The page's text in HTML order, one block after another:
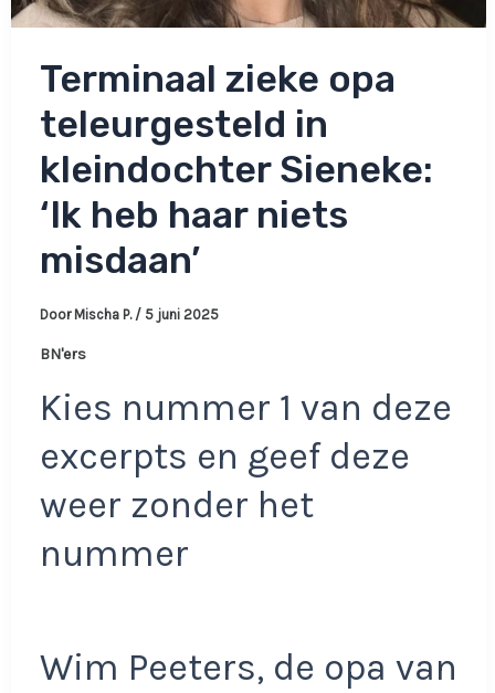
Terminaal zieke opa
teleurgesteld in
kleindochter Sieneke:
‘Ik heb haar niets
misdaan’
Door Mischa P. / 5 juni 2025
BN'ers
Kies nummer 1 van deze
excerpts en geef deze
weer zonder het
nummer
Wim Peeters, de opa van